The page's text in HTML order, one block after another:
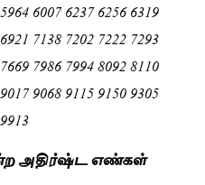
6007 6237 6256 6319
7138 7202 7222 7293
7986 7994 8092 8110
9068 9115 9150 9305
அதிர்ஷ்ட எண்கள்